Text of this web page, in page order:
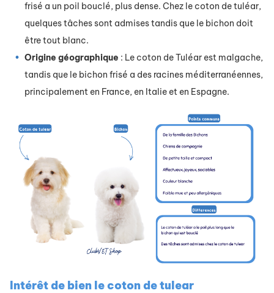
frisé a un poil bouclé, plus dense. Chez le coton de tuléar,
quelques tâches sont admises tandis que le bichon doit
être tout blanc.
Origine géographique : Le coton de Tuléar est malgache,
tandis que le bichon frisé a des racines méditerranéennes,
principalement en France, en Italie et en Espagne.
Intérêt de bien ​le coton de tulear